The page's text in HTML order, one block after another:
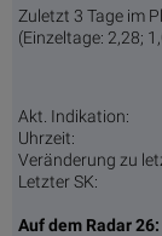
Zuletzt 3 Tage im
(Einzeltage: 2,28;
Akt. Indikation:
Uhrzeit:
Veränderung zu
Letzter SK:
Auf dem Radar 26: